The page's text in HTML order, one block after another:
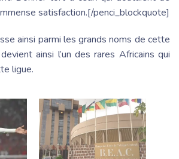
satisfaction.[/penci_blockquote]
ainsi parmi les grands noms de cette
ainsi l’un des rares Africains qui
ligue.